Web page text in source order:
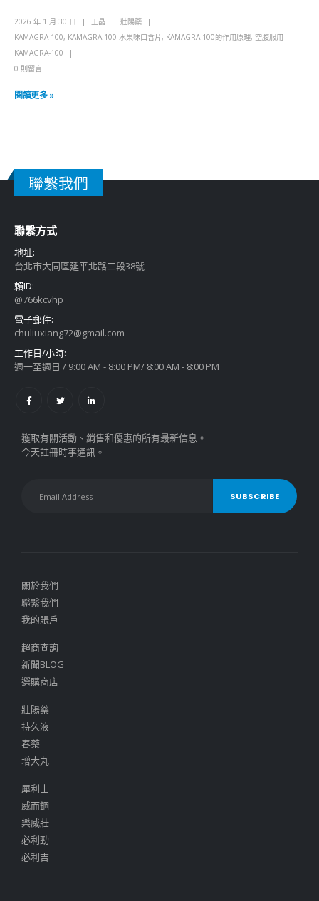
2026 年 1 月 30 日 王晶
壯陽藥
KAMAGRA-100, KAMAGRA-100 水果味口含片, KAMAGRA-100的作用原理, 空腹服用
KAMAGRA-100
0 則留言
閱讀更多 »
聯繫我們
聯繫方式
地址:
台北市大同區延平北路二段38號
賴ID:
@766kcvhp
電子郵件:
chuliuxiang72@gmail.com
工作日/小時:
週一至週日 / 9:00 AM - 8:00 PM/ 8:00 AM - 8:00 PM
獲取有關活動、銷售和優惠的所有最新信息。
今天註冊時事通訊。
關於我們
聯繫我們
我的賬戶
超商查詢
新聞BLOG
選購商店
壯陽藥
持久液
春藥
增大丸
犀利士
威而鋼
樂威壯
必利勁
必利吉